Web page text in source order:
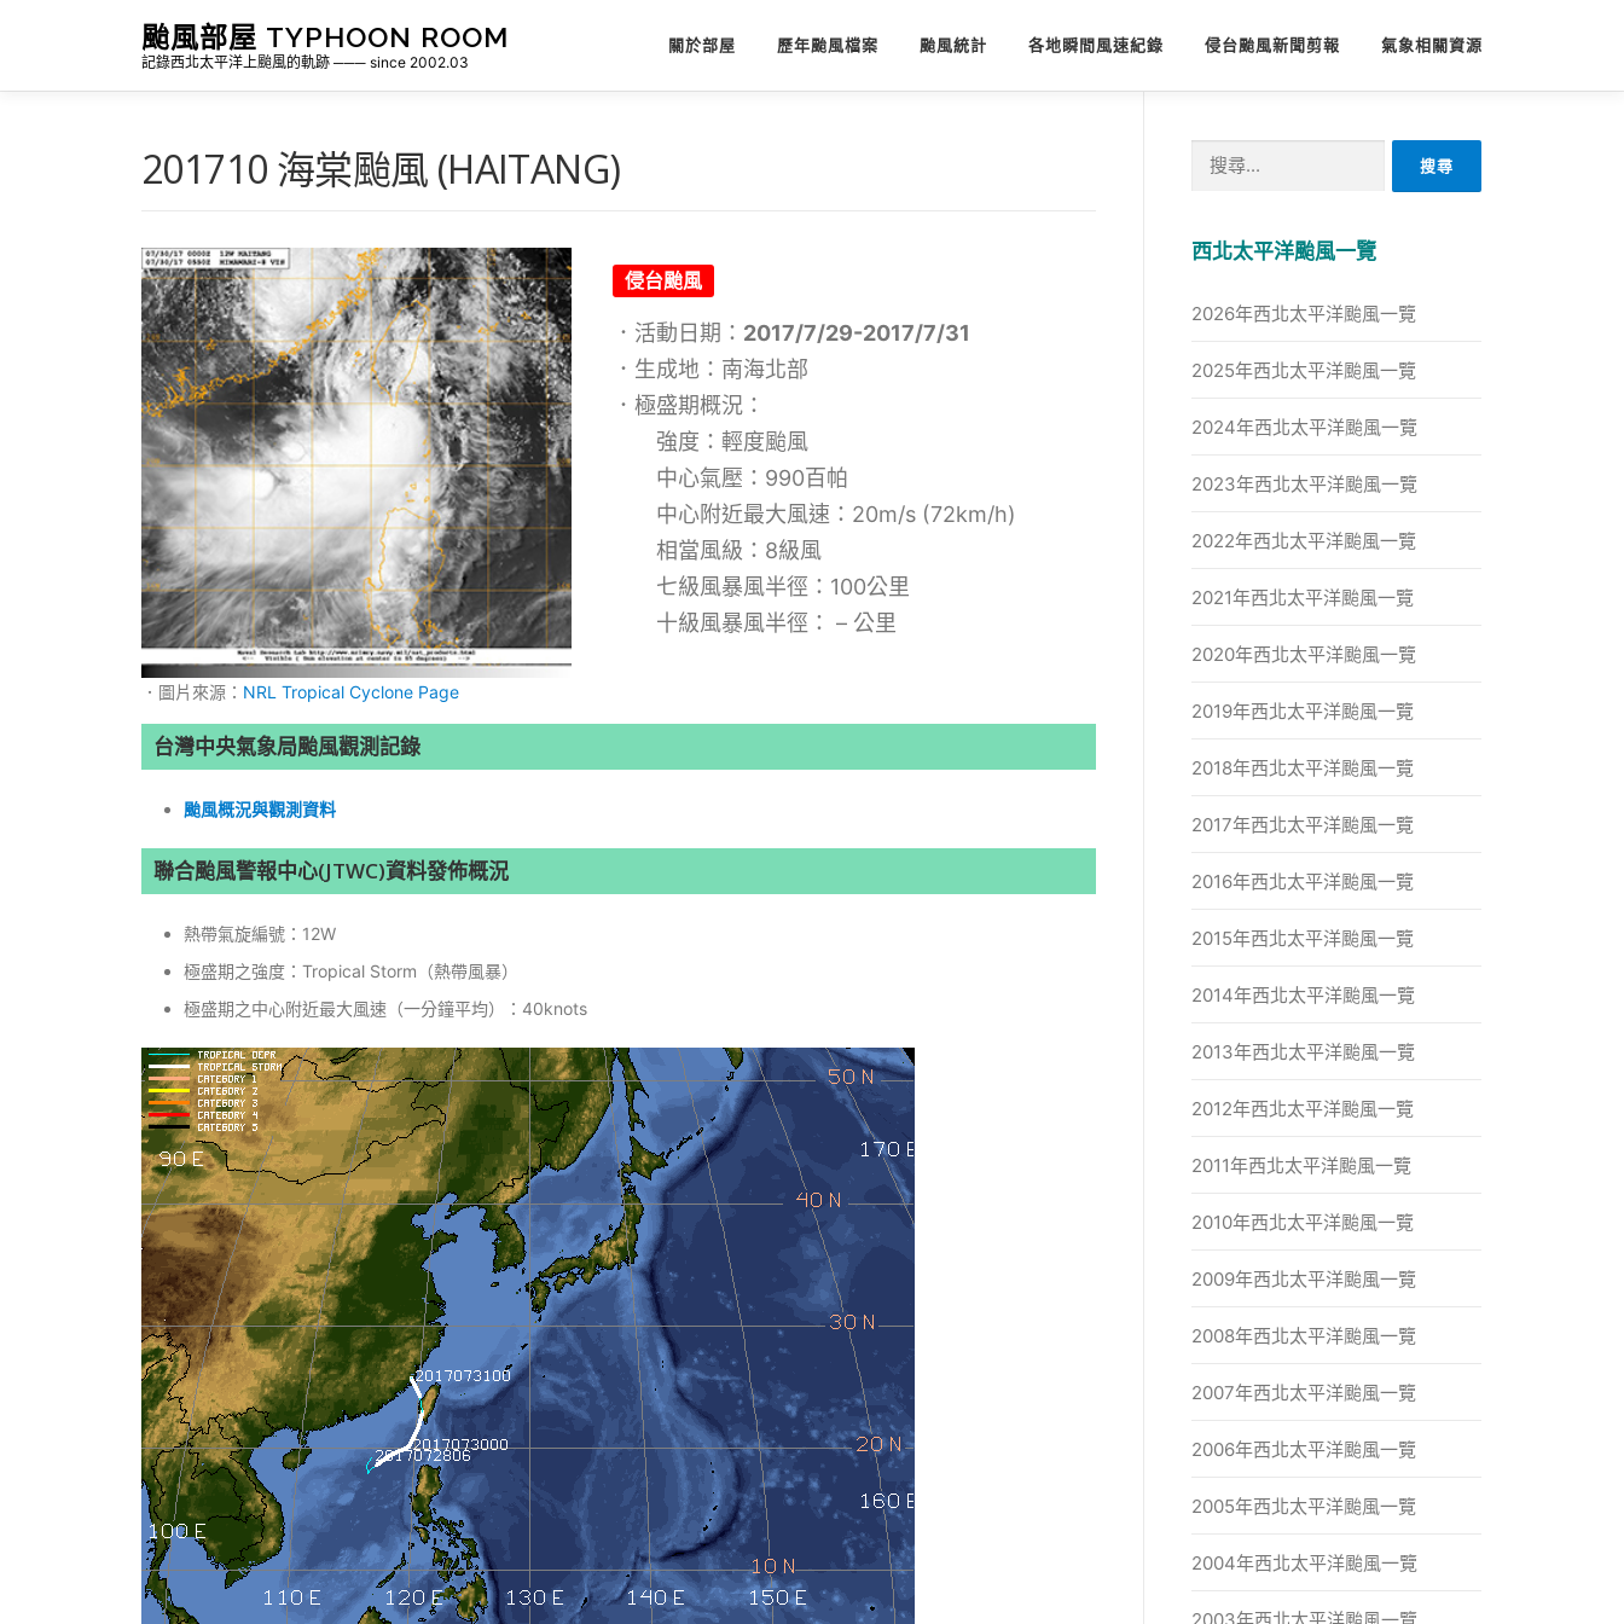
要
颱風部屋 TYPHOON ROOM
記錄西北太平洋上颱風的軌跡 ─── since 2002.03
關於部屋 歷年颱風檔案 颱風統計 各地瞬間風速紀錄 侵台颱風新聞剪報 氣象相關資源
201710 海棠颱風 (HAITANG)
侵台颱風
．活動日期： 2017/7/29-2017/7/31
．生成地：南海北部
．極盛期概況：
強度：輕度颱風
中心氣壓：990百帕
中心附近最大風速：20m/s (72km/h)
相當風級：8級風
七級風暴風半徑：100公里
十級風暴風半徑： – 公里
．圖片來源： NRL Tropical Cyclone Page
台灣中央氣象局颱風觀測記錄
颱風概況與觀測資料
聯合颱風警報中心(JTWC)資料發佈概況
熱帶氣旋編號：12W
極盛期之強度：Tropical Storm（熱帶風暴）
極盛期之中心附近最大風速（一分鐘平均）：40knots
字:
西北太平洋颱風一覽
2026年西北太平洋颱風一覽
2025年西北太平洋颱風一覽
2024年西北太平洋颱風一覽
2023年西北太平洋颱風一覽
2022年西北太平洋颱風一覽
2021年西北太平洋颱風一覽
2020年西北太平洋颱風一覽
2019年西北太平洋颱風一覽
2018年西北太平洋颱風一覽
2017年西北太平洋颱風一覽
2016年西北太平洋颱風一覽
2015年西北太平洋颱風一覽
2014年西北太平洋颱風一覽
2013年西北太平洋颱風一覽
2012年西北太平洋颱風一覽
2011年西北太平洋颱風一覽
2010年西北太平洋颱風一覽
2009年西北太平洋颱風一覽
2008年西北太平洋颱風一覽
2007年西北太平洋颱風一覽
2006年西北太平洋颱風一覽
2005年西北太平洋颱風一覽
2004年西北太平洋颱風一覽